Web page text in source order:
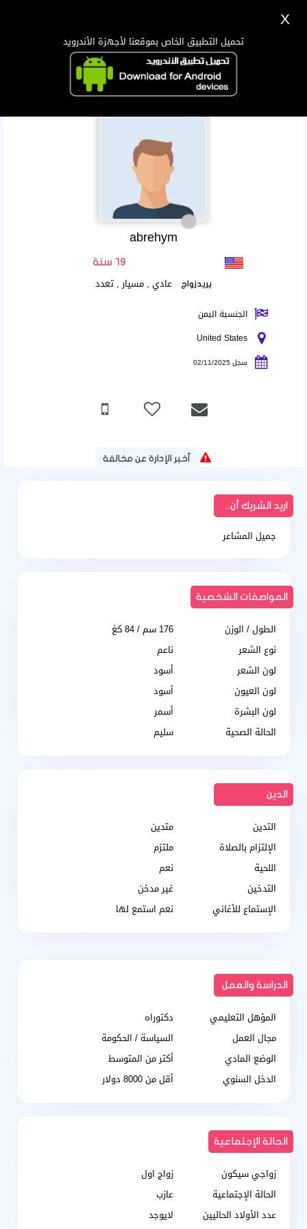
abrehym
19 سنة
يريدزواج عادي , مسيار , تعدد
الجنسية اليمن
United States
سجل 02/11/2025
أخبر الإدارة عن مخالفة
اريد الشريك أن..
جميل المشاعر
المواصفات الشخصية
الطول / الوزن
176 سم / 84 كغ
نوع الشعر
ناعم
لون الشعر
أسود
لون العيون
أسود
لون البشرة
أسمر
الحالة الصحية
سليم
الدين
التدين
متدين
الإلتزام بالصلاة
ملتزم
اللحية
نعم
التدخين
غير مدخن
الإستماع للأغاني
نعم استمع لها
الدراسة والعمل
المؤهل التعليمي
دكتوراه
مجال العمل
السياسة / الحكومة
الوضع المادي
أكتر من المتوسط
الدخل السنوي
أقل من 8000 دولار
الحالة الإجتماعية
زواجي سيكون
زواج اول
الحالة الإجتماعية
عازب
عدد الأولاد الحاليين
لايوجد
X
تحميل التطبيق الخاص بموقعنا لأجهزة الأندرويد